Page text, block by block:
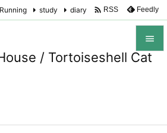
/ Tortoiseshell Cat



Running study diary  RSS Feedly